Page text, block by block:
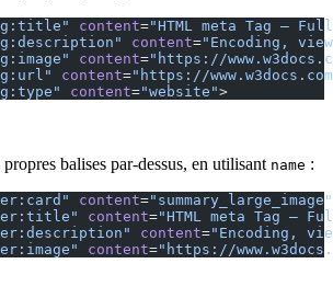
content="HTML meta Tag —
content="Encoding,
content="https://
content="https://
content="website">
balises par-dessus, en utilisant name :
content="summary_large_image"
content="HTML meta Tag —
content="Encoding,
content="https://